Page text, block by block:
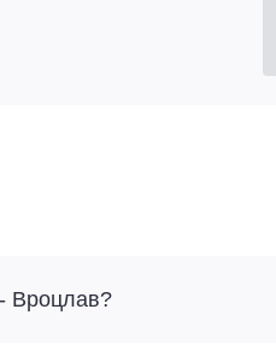
- Вроцлав?